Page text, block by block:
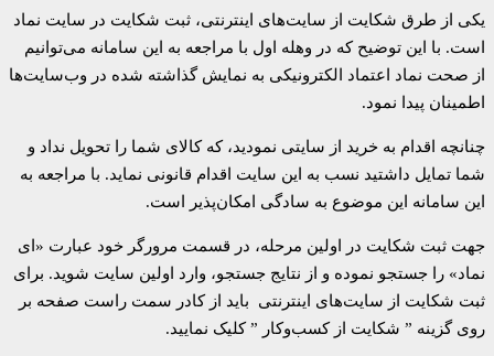
یکی از طرق شکایت از سایت‌های اینترنتی، ثبت شکایت در سایت نماد
است. با این توضیح که در وهله اول با مراجعه به این سامانه می‌توانیم
از صحت نماد اعتماد الکترونیکی به نمایش گذاشته شده در وب‌سایت‌ها
اطمینان پیدا نمود.
چنانچه اقدام به خرید از سایتی نمودید، که کالای شما را تحویل نداد و
شما تمایل داشتید نسب به این سایت اقدام قانونی نماید. با مراجعه به
این سامانه این موضوع به سادگی امکان‌پذیر است.
جهت ثبت شکایت در اولین مرحله، در قسمت مرورگر خود عبارت «ای
نماد» را جستجو نموده و از نتایج جستجو، وارد اولین سایت شوید. برای
ثبت شکایت از سایت‌های اینترنتی باید از کادر سمت راست صفحه بر
روی گزینه ” شکایت از کسب‌وکار ” کلیک نمایید.